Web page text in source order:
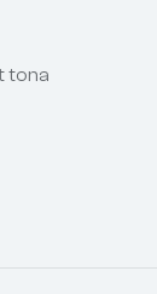
tona